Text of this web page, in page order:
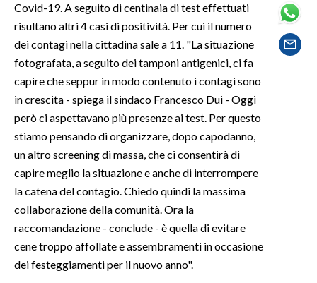
SALUTE
SARDEGNA TURISMO
SARDI NEL MONDO
NOTIZIE
EVENTI
#CARAUNIONE
3 MINUTI CON
INSULARITÀ
Covid-19. A seguito di centinaia di test effettuati
risultano altri 4 casi di positività. Per cui il numero
dei contagi nella cittadina sale a 11. "La situazione
fotografata, a seguito dei tamponi antigenici, ci fa
capire che seppur in modo contenuto i contagi sono
in crescita - spiega il sindaco Francesco Dui - Oggi
però ci aspettavano più presenze ai test. Per questo
stiamo pensando di organizzare, dopo capodanno,
un altro screening di massa, che ci consentirà di
capire meglio la situazione e anche di interrompere
la catena del contagio. Chiedo quindi la massima
collaborazione della comunità. Ora la
raccomandazione - conclude - è quella di evitare
cene troppo affollate e assembramenti in occasione
dei festeggiamenti per il nuovo anno".